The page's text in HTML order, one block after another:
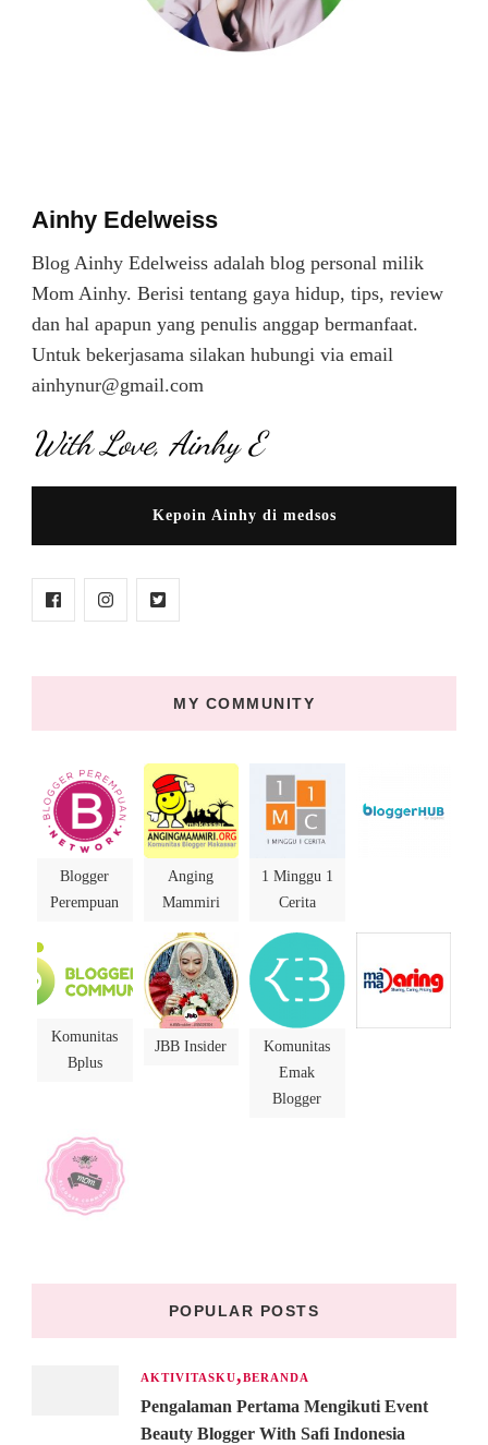
Ainhy Edelweiss
Blog Ainhy Edelweiss adalah blog personal milik
Mom Ainhy. Berisi tentang gaya hidup, tips, review
dan hal apapun yang penulis anggap bermanfaat.
Untuk bekerjasama silakan hubungi via email
ainhynur@gmail.com
With Love, Ainhy E
Kepoin Ainhy di medsos
MY COMMUNITY
Blogger
Perempuan
Anging
Mammiri
1 Minggu 1
Cerita
Komunitas
Bplus
JBB Insider
Komunitas
Emak
Blogger
POPULAR POSTS
AKTIVITASKU BERANDA
Pengalaman Pertama Mengikuti Event
Beauty Blogger With Safi Indonesia